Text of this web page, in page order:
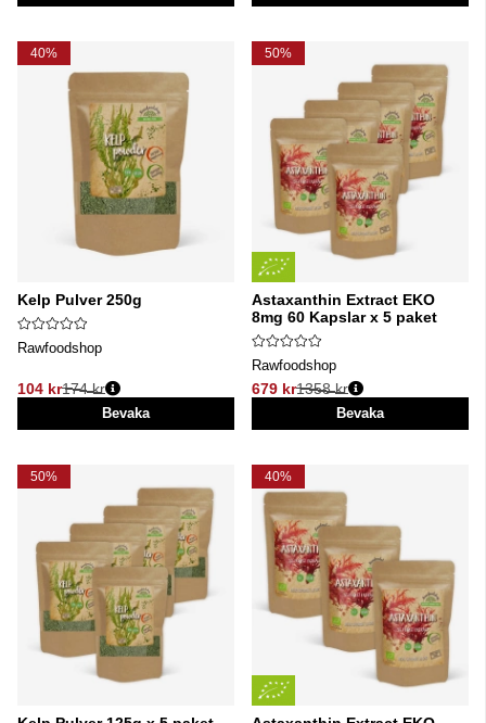
40%
Kelp Pulver 250g
Rawfoodshop
104 kr
Ordinarie pris:
174 kr
Bevaka
50%
Astaxanthin Extract EKO
8mg 60 Kapslar x 5 paket
Rawfoodshop
679 kr
Ordinarie pris:
1358 kr
Bevaka
50% 40%